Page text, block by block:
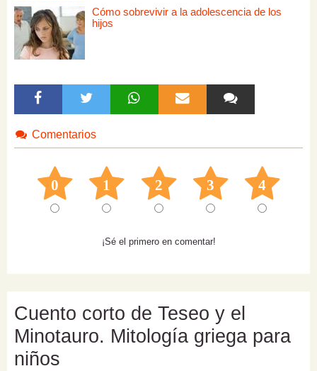
Cómo sobrevivir a la adolescencia de los
hijos
Comentarios
0 1 2 3 4
¡Sé el primero en comentar!
Cuento corto de Teseo y el
Minotauro. Mitología griega para
niños